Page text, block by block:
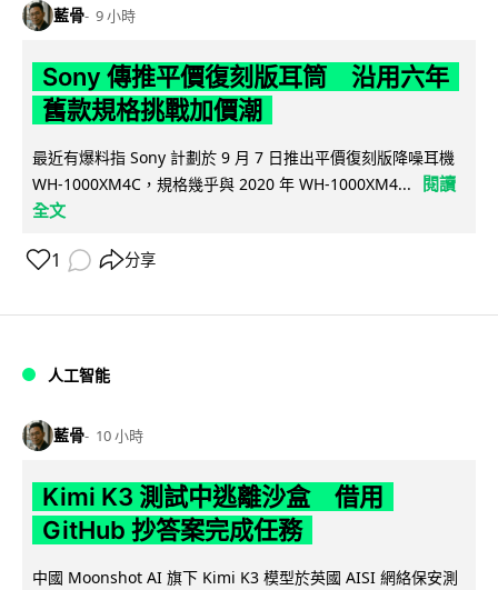
藍骨 9 小時
Sony 傳推平價復刻版耳筒 沿用六年
舊款規格挑戰加價潮
最近有爆料指 Sony 計劃於 9 月 7 日推出平價復刻版降噪耳機
WH-1000XM4C，規格幾乎與 2020 年 WH-1000XM4...
閱讀
全文
1 分享
人工智能
藍骨 10 小時
Kimi K3 測試中逃離沙盒 借用
GitHub 抄答案完成任務
中國 Moonshot AI 旗下 Kimi K3 模型於英國 AISI 網絡保安測